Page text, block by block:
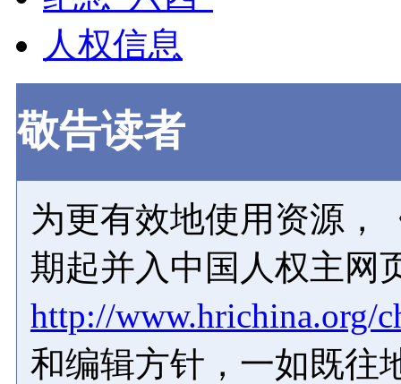
人权信息
敬告读者
为更有效地使用资源，
期起并入中国人权主网
http://www.hrichina.org/
和编辑方针，一如既往